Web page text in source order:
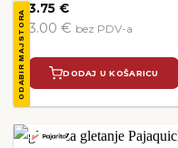
ODABIR MAJSTORA
3.75€
3.00 € bez PDV-a
DODAJ U KOŠARICU